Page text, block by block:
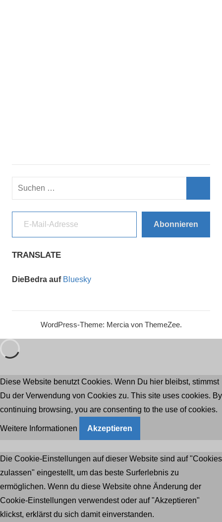
Suchen
E-Mail-Adresse
Abonnieren
TRANSLATE
DieBedra auf Bluesky
WordPress-Theme: Mercia von ThemeZee.
Diese Website benutzt Cookies. Wenn Du hier bleibst, stimmst
Du der Verwendung von Cookies zu. This site uses cookies. By
continuing browsing, you are consenting to the use of cookies.
Weitere Informationen Akzeptieren
Die Cookie-Einstellungen auf dieser Website sind auf "Cookies
zulassen" eingestellt, um das beste Surferlebnis zu
ermöglichen. Wenn du diese Website ohne Änderung der
Cookie-Einstellungen verwendest oder auf "Akzeptieren"
klickst, erklärst du sich damit einverstanden.